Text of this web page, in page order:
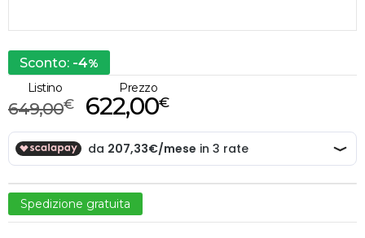
Sconto: -4%
Listino
€
649,00
Prezzo
€
622,00
Spedizione gratuita